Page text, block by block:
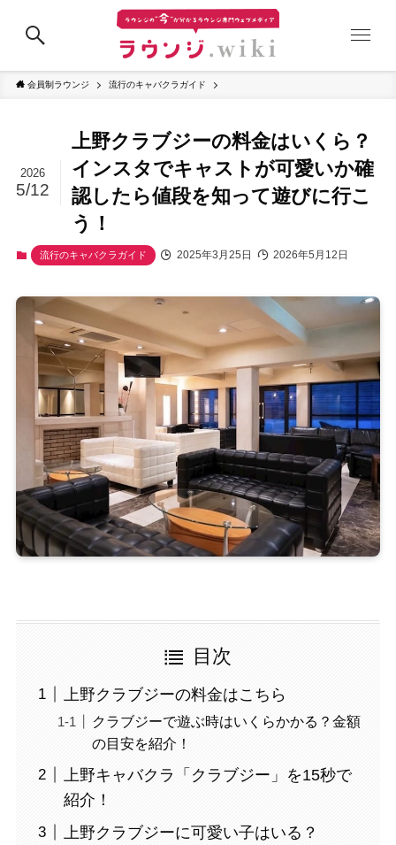
会員制ラウンジ 流行のキャバクラガイド
上野クラブジーの料金はいくら？
インスタでキャストが可愛いか確
認したら値段を知って遊びに行こ
う！
2026
5/12
流行のキャバクラガイド 2025年3月25日 2026年5月12日
目次
上野クラブジーの料金はこちら
クラブジーで遊ぶ時はいくらかかる？金額
の目安を紹介！
上野キャバクラ「クラブジー」を15秒で
紹介！
上野クラブジーに可愛い子はいる？